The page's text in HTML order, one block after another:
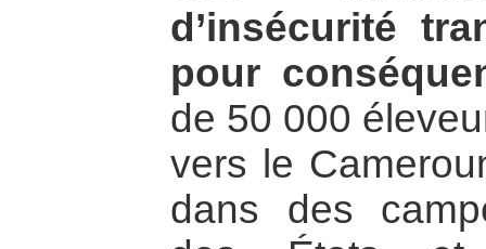
d’insécurité
pour
de 50 000
vers le
dans des